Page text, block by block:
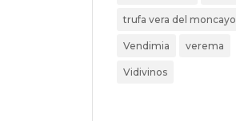
trufa vera del moncayo
Vendimia verema
Vidivinos